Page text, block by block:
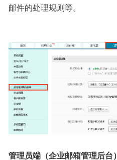
邮件的处理规则等。
管理员端（企业邮箱管理后台）